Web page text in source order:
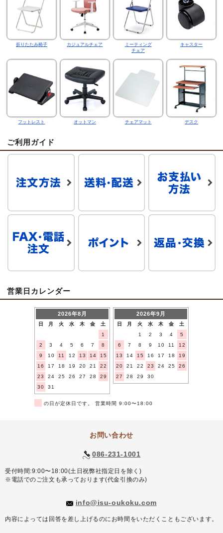
折りたたみ椅子 カジュアルチェア
ミーティング
チェア
キャスター
フットレスト オットマン チェアマット デスク
ご利用ガイド
営業日カレンダー
2026年8月
日 月 火 水 木 金
土
1
2
3 4 5 6 7
8
9
10 11 12 13 14
15
16
17 18 19 20 21
22
23
24 25 26 27 28
29
30
31
2026年9月
日 月 火 水 木 金
土
1
2 3 4
5
6
7 8 9 10 11
12
13
14 15 16 17 18
19
20
21 22 23 24 25
26
27
28 29 30
の日が定休日です。 営業時間 9:00〜18:00
お問い合わせ
086-231-1001
受付時間:9:00〜18:00(土日祝弊社指定日を除く)
※電話でのご注文も承っております(代金引換のみ)
info@isu-oukoku.com
内容によっては回答を差し上げるのにお時間をいただくこともございます。